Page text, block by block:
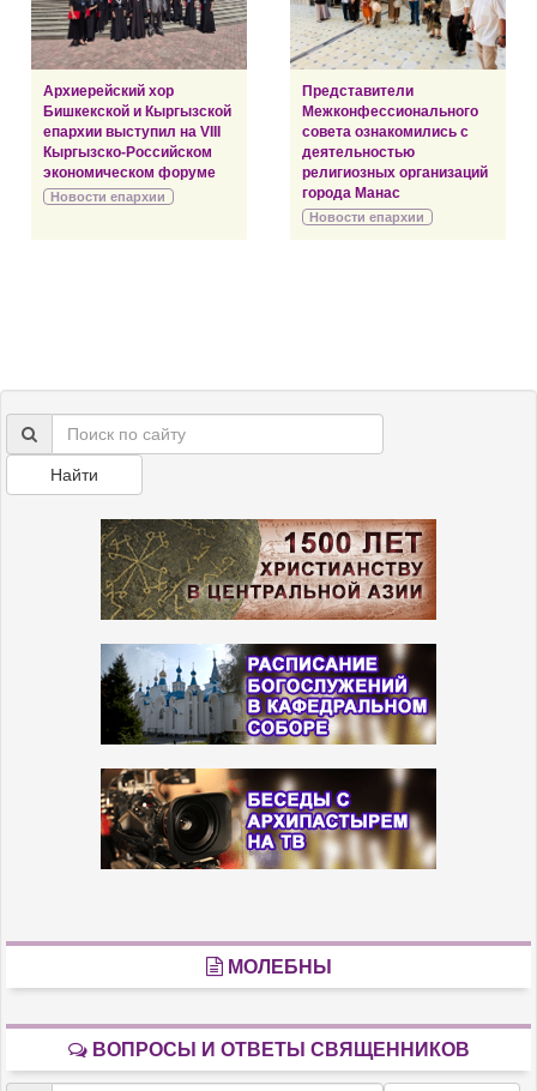
Архиерейский хор
Бишкекской и Кыргызской
епархии выступил на VIII
Кыргызско-Российском
экономическом форуме
Новости епархии
Представители
Межконфессионального
совета ознакомились с
деятельностью
религиозных организаций
города Манас
Новости епархии
Найти
МОЛЕБНЫ
ВОПРОСЫ И ОТВЕТЫ СВЯЩЕННИКОВ